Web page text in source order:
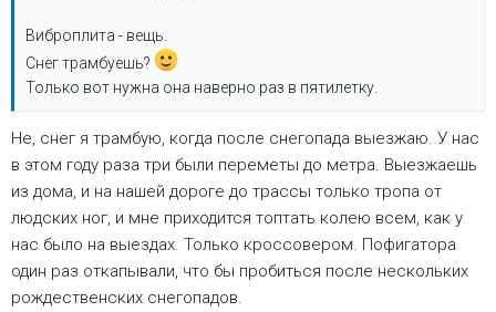
Виброплита - вещь.
Снег трамбуешь?
Только вот нужна она наверно раз в пятилетку.
Не, снег я трамбую, когда после снегопада выезжаю. У нас
в этом году раза три были переметы до метра. Выезжаешь
из дома, и на нашей дороге до трассы только тропа от
людских ног, и мне приходится топтать колею всем, как у
нас было на выездах. Только кроссовером. Пофигатора
один раз откапывали, что бы пробиться после нескольких
рождественских снегопадов.